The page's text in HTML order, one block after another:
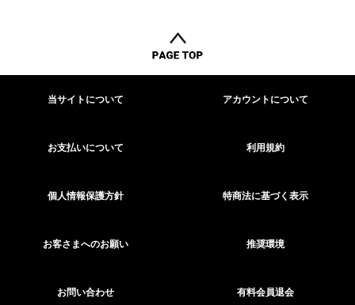
当サイトについて アカウントについて
お支払いについて 利用規約
個人情報保護方針 特商法に基づく表示
お客さまへのお願い 推奨環境
お問い合わせ 有料会員退会